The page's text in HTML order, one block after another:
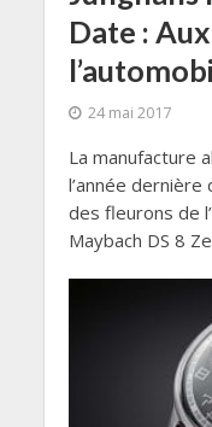
Date :
24 mai 2017
La manufacture
l’année
des fleurons de
Maybach DS 8